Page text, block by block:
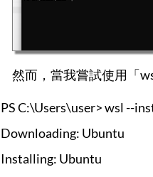
然而，當我嘗試使用「
PS C:\Users\user> wsl --
Downloading: Ubuntu
Installing: Ubuntu